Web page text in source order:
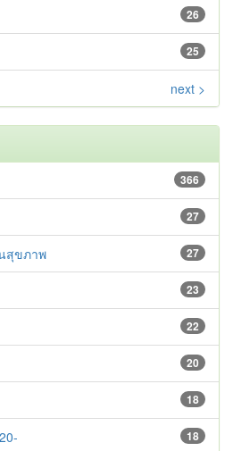
26
25
next >
366
27
27
สุขภาพ
23
22
20
18
18